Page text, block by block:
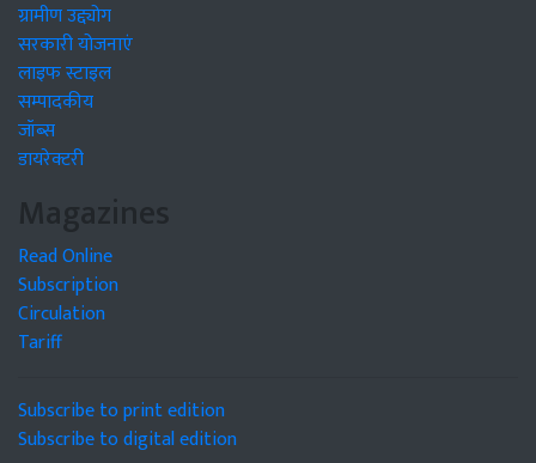
ग्रामीण उद्द्योग
सरकारी योजनाएं
लाइफ स्टाइल
सम्पादकीय
जॉब्स
डायरेक्टरी
Magazines
Read Online
Subscription
Circulation
Tariff
Subscribe to print edition
Subscribe to digital edition